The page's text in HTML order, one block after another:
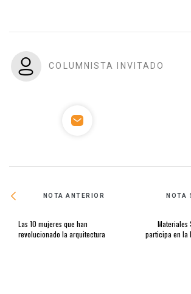
COLUMNISTA INVITADO
NOTA ANTERIOR
Las 10 mujeres que han
revolucionado la arquitectura
NOTA
Materiales
participa en la